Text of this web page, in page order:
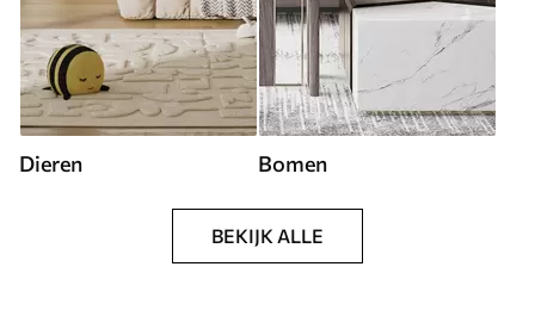
Dieren Bomen
BEKIJK ALLE